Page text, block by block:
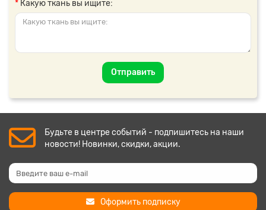
Какую ткань вы ищите:
Отправить
Будьте в центре событий - подпишитесь на наши
новости! Новинки, скидки, акции.
Оформить подписку